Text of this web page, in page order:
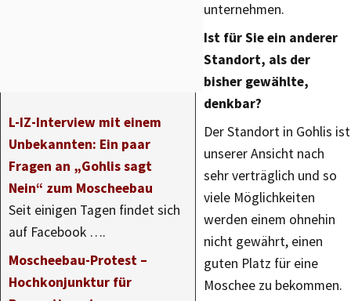
L-IZ-Interview mit einem
Unbekannten: Ein paar
Fragen an „Gohlis sagt
Nein“ zum Moscheebau
Seit einigen Tagen findet sich
auf Facebook ….
Moscheebau-Protest –
Hochkonjunktur für
unternehmen.
Ist für Sie ein anderer
Standort, als der
bisher gewählte,
denkbar?
Der Standort in Gohlis ist
unserer Ansicht nach
sehr verträglich und so
viele Möglichkeiten
werden einem ohnehin
nicht gewährt, einen
guten Platz für eine
Moschee zu bekommen.